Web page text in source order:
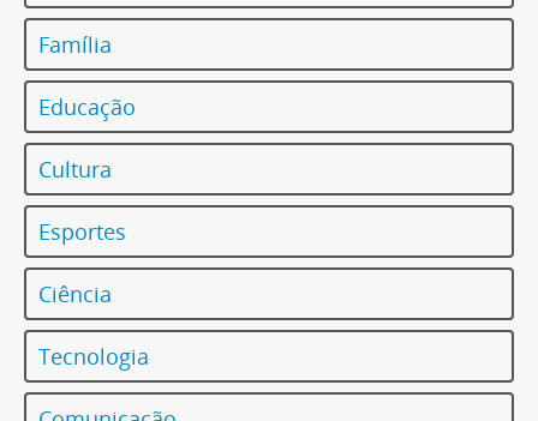
Família
Educação
Cultura
Esportes
Ciência
Tecnologia